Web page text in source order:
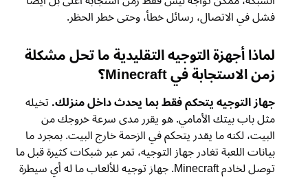
فشل في الاتصال، رسائل خطأ، وحتى خطر الحظر.
لماذا أجهزة التوجيه التقليدية ما تحل مشكلة
زمن الاستجابة في Minecraft؟
جهاز التوجيه يتحكم فقط بما يحدث داخل منزلك.تخيله
مثل باب بيتك الأمامي. هو يقرر مدى سرعة خروجك من
البيت، لكنه ما يقدر يتحكم في الزحمة خارج البيت. بمجرد ما
بيانات اللعبة تغادر جهاز التوجيه، تمر عبر شبكات كثيرة قبل ما
توصل لخادم Minecraft. جهاز توجيه للألعاب ما له أي سيطرة